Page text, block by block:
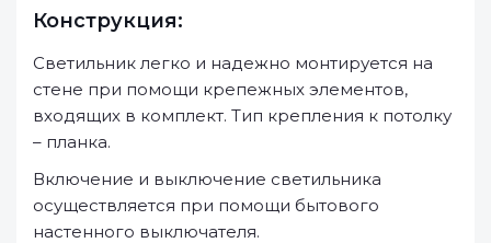
Конструкция:
Светильник легко и надежно монтируется на
стене при помощи крепежных элементов,
входящих в комплект. Тип крепления к потолку
– планка.
Включение и выключение светильника
осуществляется при помощи бытового
настенного выключателя.